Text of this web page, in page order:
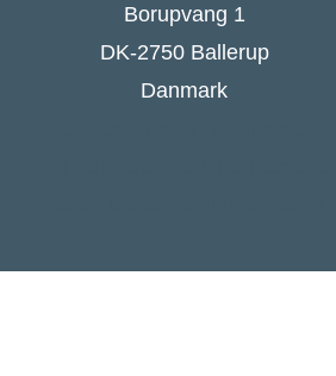
Borupvang 1
DK-2750 Ballerup
Danmark